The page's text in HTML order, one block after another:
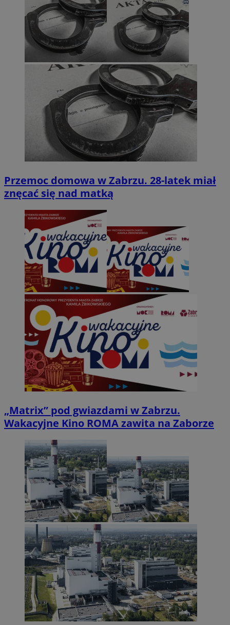
Przemoc domowa w Zabrzu. 28-latek miał
znęcać się nad matką
„Matrix” pod gwiazdami w Zabrzu.
Wakacyjne Kino ROMA zawita na Zaborze